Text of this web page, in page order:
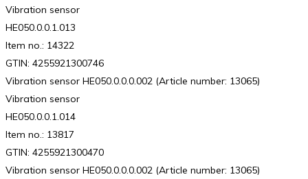
Vibration sensor
HE050.0.0.1.013
Item no.: 14322
GTIN: 4255921300746
Vibration sensor HE050.0.0.0.002 (Article number: 13065)
Vibration sensor
HE050.0.0.1.014
Item no.: 13817
GTIN: 4255921300470
Vibration sensor HE050.0.0.0.002 (Article number: 13065)